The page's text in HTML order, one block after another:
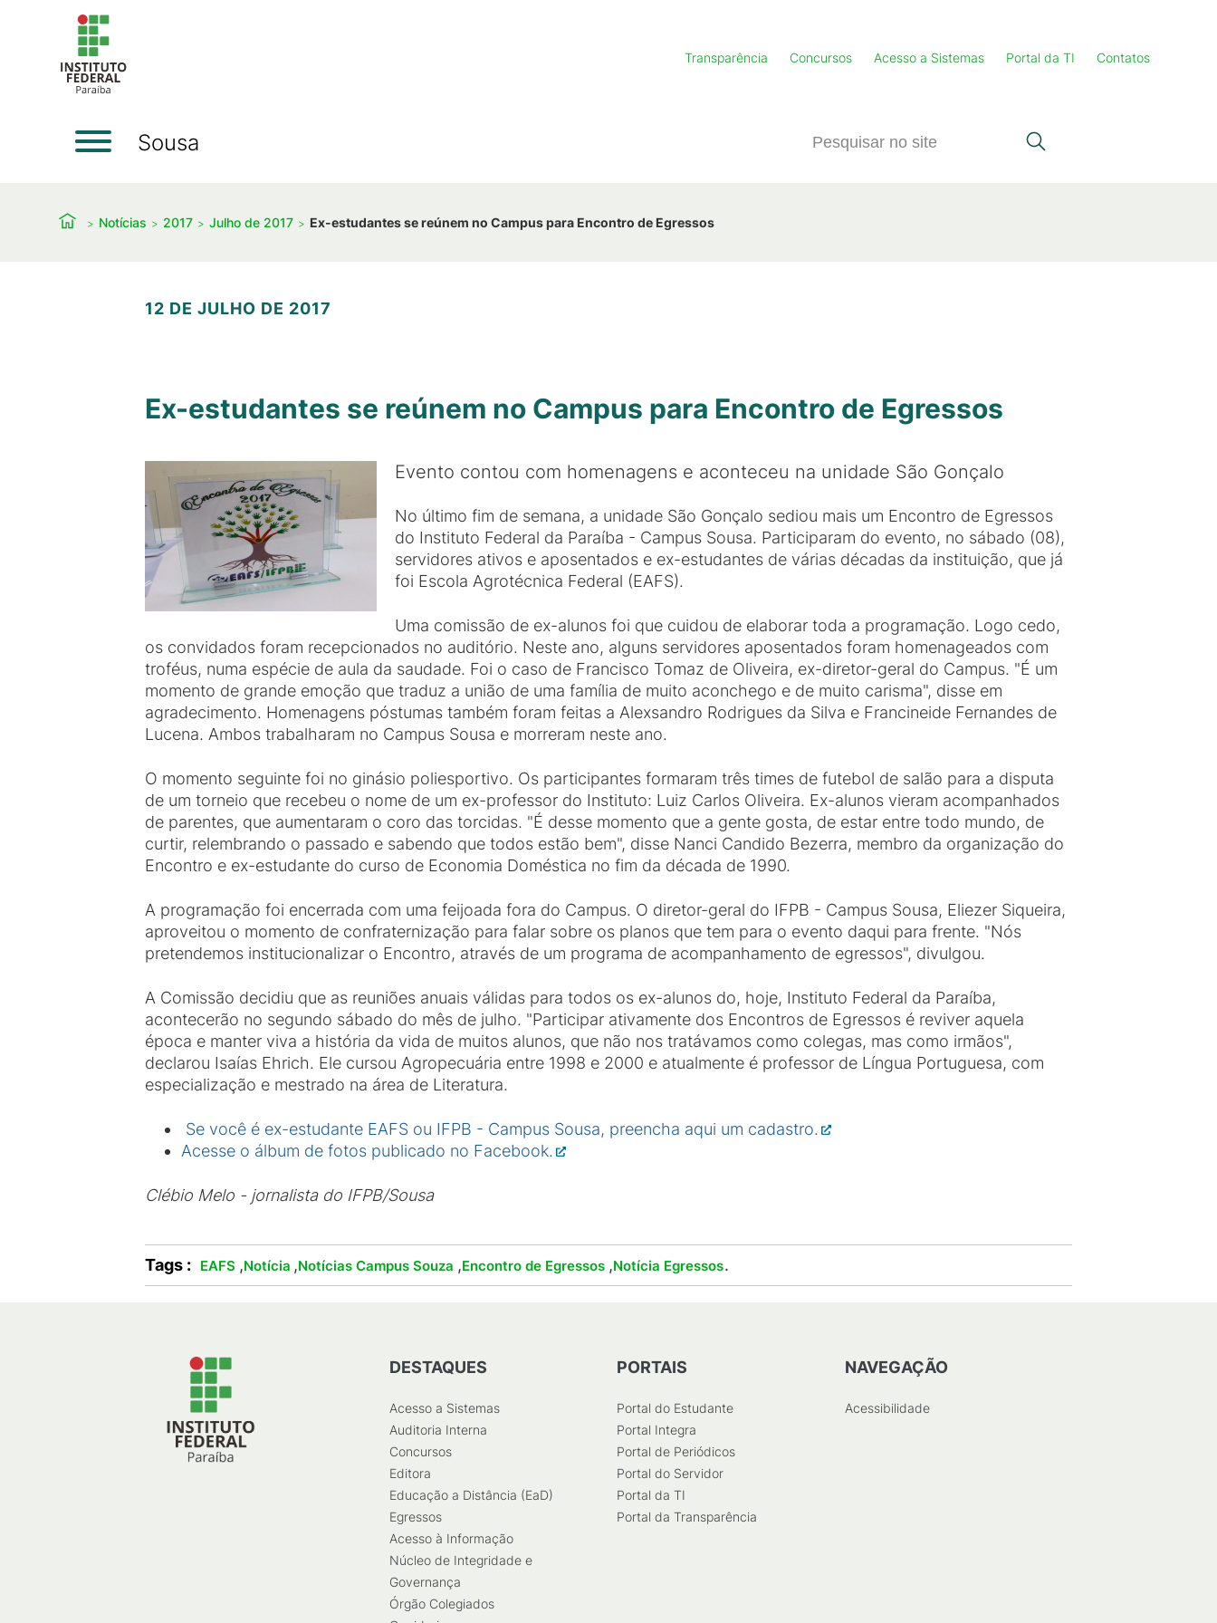
Transparência Concursos Acesso a Sistemas Portal da TI Contatos
Sousa
Notícias 2017 Julho de 2017 Ex-estudantes se reúnem no Campus para Encontro de Egressos
12 DE JULHO DE 2017
Ex-estudantes se reúnem no Campus para Encontro de Egressos
Evento contou com homenagens e aconteceu na unidade São Gonçalo
No último fim de semana, a unidade São Gonçalo sediou mais um Encontro de Egressos
do Instituto Federal da Paraíba - Campus Sousa. Participaram do evento, no sábado (08),
servidores ativos e aposentados e ex-estudantes de várias décadas da instituição, que já
foi Escola Agrotécnica Federal (EAFS).
Uma comissão de ex-alunos foi que cuidou de elaborar toda a programação. Logo cedo,
os convidados foram recepcionados no auditório. Neste ano, alguns servidores aposentados foram homenageados com
troféus, numa espécie de aula da saudade. Foi o caso de Francisco Tomaz de Oliveira, ex-diretor-geral do Campus. "É um
momento de grande emoção que traduz a união de uma família de muito aconchego e de muito carisma", disse em
agradecimento. Homenagens póstumas também foram feitas a Alexsandro Rodrigues da Silva e Francineide Fernandes de
Lucena. Ambos trabalharam no Campus Sousa e morreram neste ano.
O momento seguinte foi no ginásio poliesportivo. Os participantes formaram três times de futebol de salão para a disputa
de um torneio que recebeu o nome de um ex-professor do Instituto: Luiz Carlos Oliveira. Ex-alunos vieram acompanhados
de parentes, que aumentaram o coro das torcidas. "É desse momento que a gente gosta, de estar entre todo mundo, de
curtir, relembrando o passado e sabendo que todos estão bem", disse Nanci Candido Bezerra, membro da organização do
Encontro e ex-estudante do curso de Economia Doméstica no fim da década de 1990.
A programação foi encerrada com uma feijoada fora do Campus. O diretor-geral do IFPB - Campus Sousa, Eliezer Siqueira,
aproveitou o momento de confraternização para falar sobre os planos que tem para o evento daqui para frente. "Nós
pretendemos institucionalizar o Encontro, através de um programa de acompanhamento de egressos", divulgou.
A Comissão decidiu que as reuniões anuais válidas para todos os ex-alunos do, hoje, Instituto Federal da Paraíba,
acontecerão no segundo sábado do mês de julho. "Participar ativamente dos Encontros de Egressos é reviver aquela
época e manter viva a história da vida de muitos alunos, que não nos tratávamos como colegas, mas como irmãos",
declarou Isaías Ehrich. Ele cursou Agropecuária entre 1998 e 2000 e atualmente é professor de Língua Portuguesa, com
especialização e mestrado na área de Literatura.
Se você é ex-estudante EAFS ou IFPB - Campus Sousa, preencha aqui um cadastro.
Acesse o álbum de fotos publicado no Facebook.
Clébio Melo - jornalista do IFPB/Sousa
Tags : EAFS ,Notícia ,Notícias Campus Souza ,Encontro de Egressos ,Notícia Egressos.
DESTAQUES
Acesso a Sistemas
Auditoria Interna
Concursos
Editora
Educação a Distância (EaD)
Egressos
Acesso à Informação
Núcleo de Integridade e
Governança
Órgão Colegiados
PORTAIS
Portal do Estudante
Portal Integra
Portal de Periódicos
Portal do Servidor
Portal da TI
Portal da Transparência
NAVEGAÇÃO
Acessibilidade